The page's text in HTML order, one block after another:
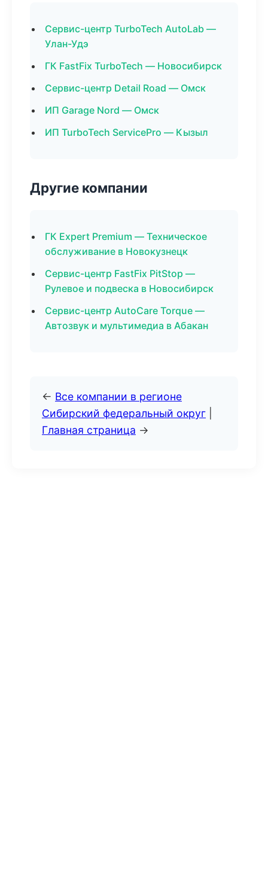
Сервис-центр TurboTech AutoLab —
Улан-Удэ
ГК FastFix TurboTech — Новосибирск
Сервис-центр Detail Road — Омск
ИП Garage Nord — Омск
ИП TurboTech ServicePro — Кызыл
Другие компании
ГК Expert Premium — Техническое
обслуживание в Новокузнецк
Сервис-центр FastFix PitStop —
Рулевое и подвеска в Новосибирск
Сервис-центр AutoCare Torque —
Автозвук и мультимедиа в Абакан
← Все компании в регионе
Сибирский федеральный округ
Главная страница →